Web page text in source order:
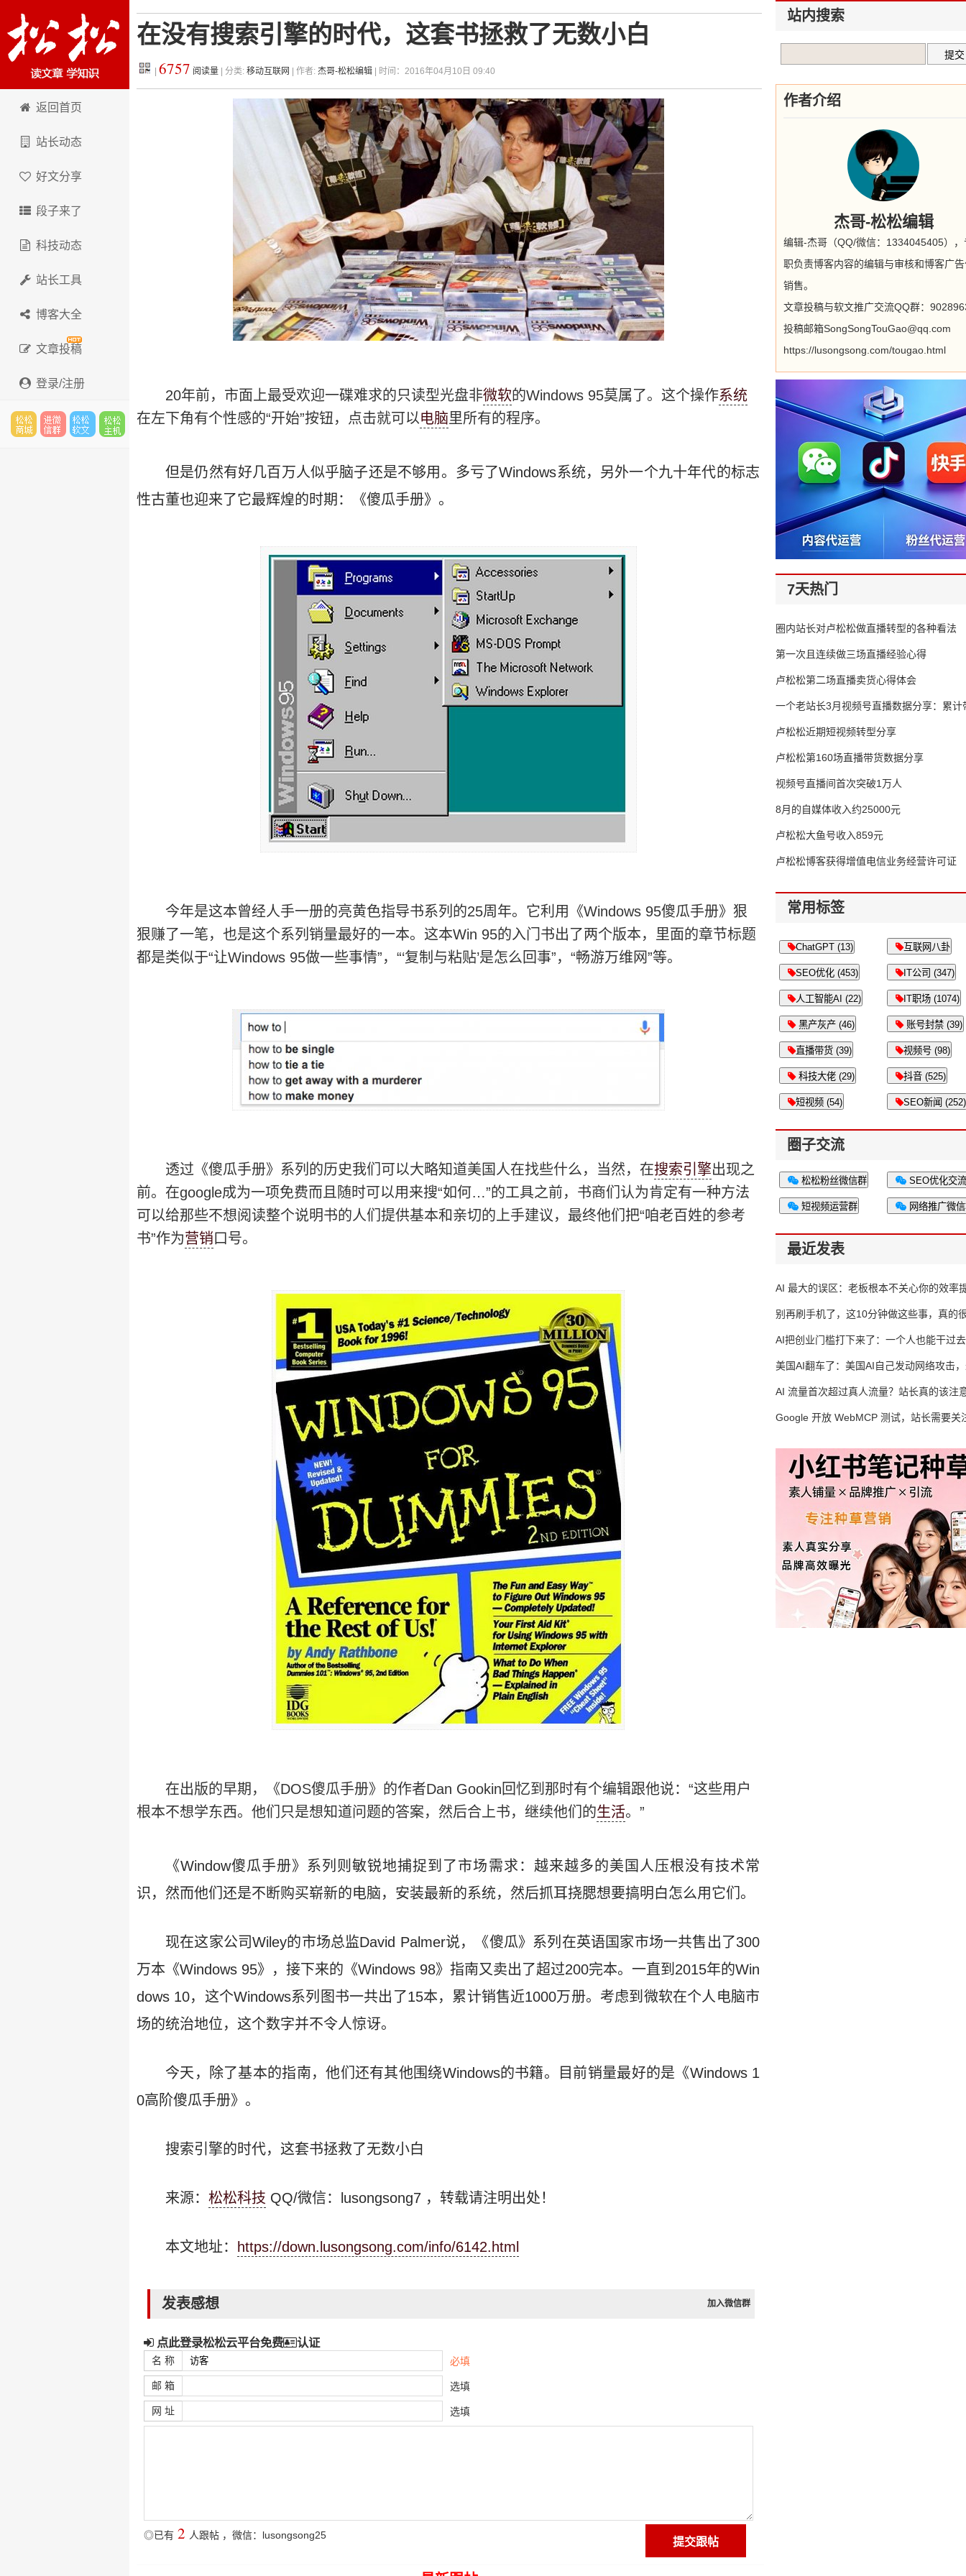
松松科技
返回首页
站长动态
好文分享
段子来了
科技动态
站长工具
博客大全
文章投稿
登录/注册
在没有搜索引擎的时代，这套书拯救了无数小白
6757 阅读量 | 分类: 移动互联网 | 作者: 杰哥-松松编辑 | 时间：2016年04月10日 09:40
20年前，市面上最受欢迎一碟难求的只读型光盘非微软的Windows 95莫属了。这个操作系统
在左下角有个性感的“开始”按钮，点击就可以电脑里所有的程序。
但是仍然有好几百万人似乎脑子还是不够用。多亏了Windows系统，另外一个九十年代的标志
性古董也迎来了它最辉煌的时期：《傻瓜手册》。
今年是这本曾经人手一册的亮黄色指导书系列的25周年。它利用《Windows 95傻瓜手册》狠
狠赚了一笔，也是这个系列销量最好的一本。这本Win 95的入门书出了两个版本，里面的章节标题
都是类似于“让Windows 95做一些事情”，“‘复制与粘贴’是怎么回事”，“畅游万维网”等。
透过《傻瓜手册》系列的历史我们可以大略知道美国人在找些什么，当然，在搜索引擎出现之
前。在google成为一项免费而且随时可以用来搜“如何…”的工具之前，书商们认为肯定有一种方法
可以给那些不想阅读整个说明书的人们提供基本和亲切的上手建议，最终他们把“咱老百姓的参考
书”作为营销 口号。
在出版的早期，《DOS傻瓜手册》的作者Dan Gookin回忆到那时有个编辑跟他说：“这些用户
根本不想学东西。他们只是想知道问题的答案，然后合上书，继续他们的生活。”
《Window傻瓜手册》系列则敏锐地捕捉到了市场需求：越来越多的美国人压根没有技术常
识，然而他们还是不断购买崭新的电脑，安装最新的系统，然后抓耳挠腮想要搞明白怎么用它们。
现在这家公司Wiley的市场总监David Palmer说，《傻瓜》系列在英语国家市场一共售出了300
万本《Windows 95》，接下来的《Windows 98》指南又卖出了超过200完本。一直到2015年的Win
dows 10，这个Windows系列图书一共出了15本，累计销售近1000万册。考虑到微软在个人电脑市
场的统治地位，这个数字并不令人惊讶。
今天，除了基本的指南，他们还有其他围绕Windows的书籍。目前销量最好的是《Windows 1
0高阶傻瓜手册》。
搜索引擎的时代，这套书拯救了无数小白
来源： 松松科技 QQ/微信：lusongsong7 ，转载请注明出处！
本文地址： https://down.lusongsong.com/info/6142.html
发表感想 加入微信群
点此登录松松云平台免费 认证
名 称 必填
邮 箱 选填
网 址 选填
◎已有 2 人跟帖 ，微信：lusongsong25
站内搜索
作者介绍
杰哥-松松编辑
编辑-杰哥（QQ/微信：1334045405），
职负责博客内容的编辑与审核和博客广
销售。
文章投稿与软文推广交流QQ群：
投稿邮箱SongSongTouGao@qq.com
https://lusongsong.com/tougao.html
7天热门
圈内站长对卢松松做直播转型的各种看法
第一次且连续做三场直播经验心得
卢松松第二场直播卖货心得体会
一个老站长3月视频号直播数据分享：累计
65万
卢松松近期短视频转型分享
卢松松第160场直播带货数据分享
视频号直播间首次突破1万人
8月的自媒体收入约25000元
卢松松大鱼号收入859元
卢松松博客获得增值电信业务经营许可证
常用标签
ChatGPT (13) 互联网八卦
SEO优化 (453) IT公司 (347)
人工智能AI (22) IT职场 (1074)
黑产灰产 (46) 账号封禁 (39)
直播带货 (39) 视频号 (98)
科技大佬 (29) 抖音 (525)
短视频 (54) SEO新闻 (252)
圈子交流
松松粉丝微信群 SEO优化交
短视频运营群 网络推广微
最近发表
AI 最大的误区：老板根本不关心你的效率
别再刷手机了，这10分钟做这些事，真的
AI把创业门槛打下来了：一个人也能干过
人的活
美国AI翻车了：美国AI自己发动网络攻击
竟然靠中国AI帮忙善后
AI 流量首次超过真人流量？站长真的该注
Google 开放 WebMCP 测试，站长需要关